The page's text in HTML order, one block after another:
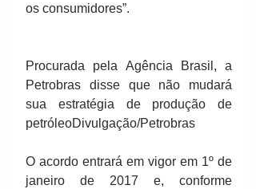
os consumidores”.
Procurada pela Agência Brasil, a
Petrobras disse que não mudará
sua estratégia de produção de
petróleoDivulgação/Petrobras
O acordo entrará em vigor em 1º de
janeiro de 2017 e, conforme